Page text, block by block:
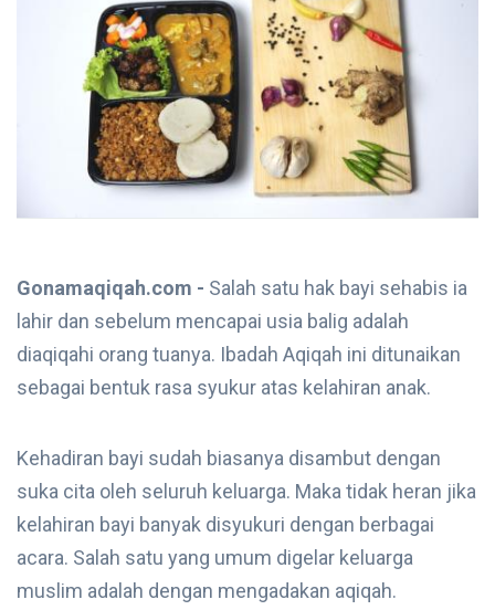
Gonamaqiqah.com - Salah satu hak bayi sehabis ia
lahir dan sebelum mencapai usia balig adalah
diaqiqahi orang tuanya. Ibadah Aqiqah ini ditunaikan
sebagai bentuk rasa syukur atas kelahiran anak.
Kehadiran bayi sudah biasanya disambut dengan
suka cita oleh seluruh keluarga. Maka tidak heran jika
kelahiran bayi banyak disyukuri dengan berbagai
acara. Salah satu yang umum digelar keluarga
muslim adalah dengan mengadakan aqiqah.